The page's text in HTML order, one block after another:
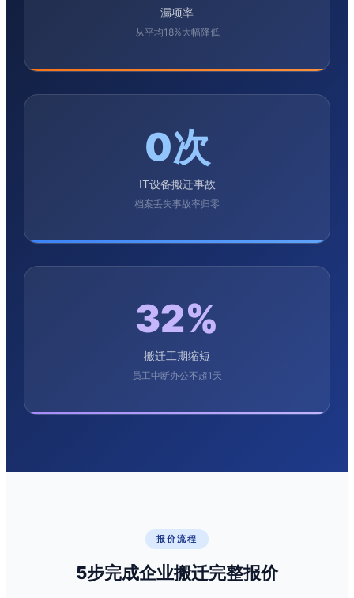
漏项率
从平均18%大幅降低
0次
IT设备搬迁事故
档案丢失事故率归零
32%
搬迁工期缩短
员工中断办公不超1天
报价流程
5步完成企业搬迁完整报价